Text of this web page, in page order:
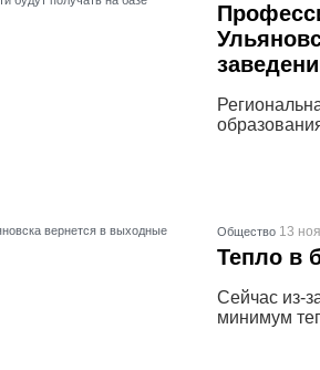
Общество 13
Тепло в
Сейчас из-
минимум